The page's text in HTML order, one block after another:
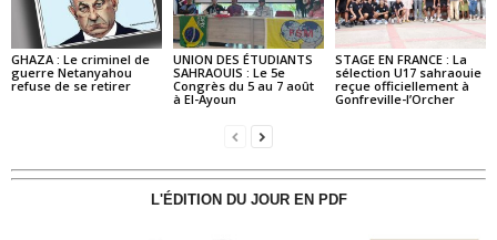
GHAZA : Le criminel de
guerre Netanyahou
refuse de se retirer
UNION DES ÉTUDIANTS
SAHRAOUIS : Le 5e
Congrès du 5 au 7 août
à El-Ayoun
STAGE EN FRANCE : La
sélection U17 sahraouie
reçue officiellement à
Gonfreville-l’Orcher
L'ÉDITION DU JOUR EN PDF